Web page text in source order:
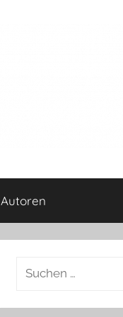
Autoren
Suchen